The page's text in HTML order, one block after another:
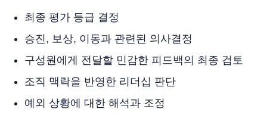
최종 평가 등급 결정
승진, 보상, 이동과 관련된 의사결정
구성원에게 전달할 민감한 피드백의 최종 검토
조직 맥락을 반영한 리더십 판단
예외 상황에 대한 해석과 조정